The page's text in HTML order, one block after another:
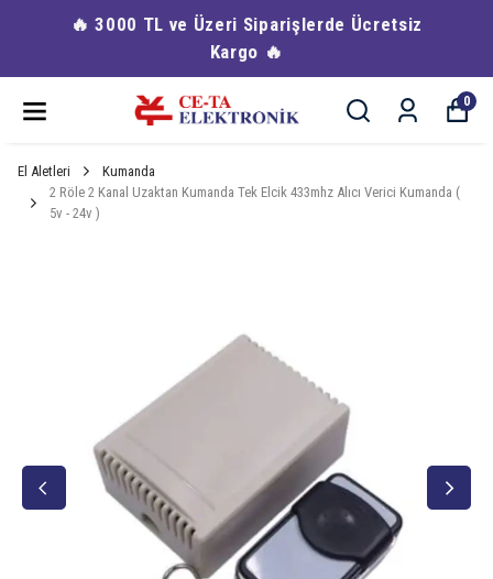
🔥 3000 TL ve Üzeri Siparişlerde Ücretsiz
Kargo 🔥
0
El Aletleri
Kumanda
2 Röle 2 Kanal Uzaktan Kumanda Tek Elcik 433mhz Alıcı Verici Kumanda (
5v - 24v )